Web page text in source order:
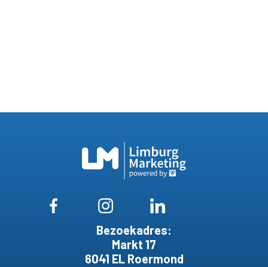
Bezoekadres:
Markt 17
6041 EL Roermond